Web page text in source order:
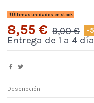
Últimas unidades en stock
8,55 € 9,00 € -
Entrega de 1 a 4
Descripción